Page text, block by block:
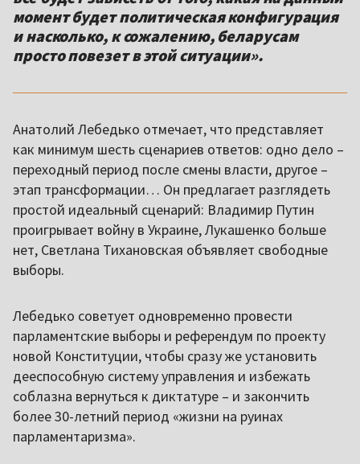
момент будет политическая конфигурация
и насколько, к сожалению, беларусам
просто повезет в этой ситуации».
Анатолий Лебедько отмечает, что представляет
как минимум шесть сценариев ответов: одно дело –
переходный период после смены власти, другое –
этап трансформации… Он предлагает разглядеть
простой идеальный сценарий: Владимир Путин
проигрывает войну в Украине, Лукашенко больше
нет, Светлана Тихановская объявляет свободные
выборы.
Лебедько советует одновременно провести
парламентские выборы и референдум по проекту
новой Конституции, чтобы сразу же установить
дееспособную систему управления и избежать
соблазна вернуться к диктатуре – и закончить
более 30-летний период «жизни на руинах
парламентаризма».